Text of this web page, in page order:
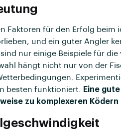
Faktoren für den Erfolg beim
und ein guter Angler
nur einige Beispiele für
hängt nicht nur von der
besten funktioniert.
Eine
zu komplexeren